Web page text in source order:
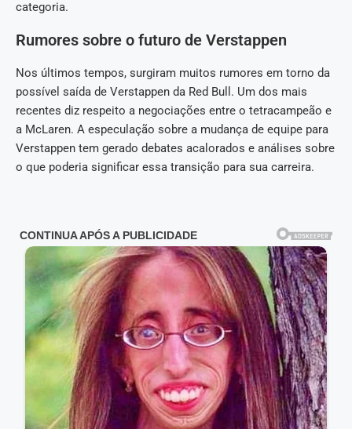
categoria.
Rumores sobre o futuro de Verstappen
Nos últimos tempos, surgiram muitos rumores em torno da
possível saída de Verstappen da Red Bull. Um dos mais
recentes diz respeito a negociações entre o tetracampeão e
a McLaren. A especulação sobre a mudança de equipe para
Verstappen tem gerado debates acalorados e análises sobre
o que poderia significar essa transição para sua carreira.